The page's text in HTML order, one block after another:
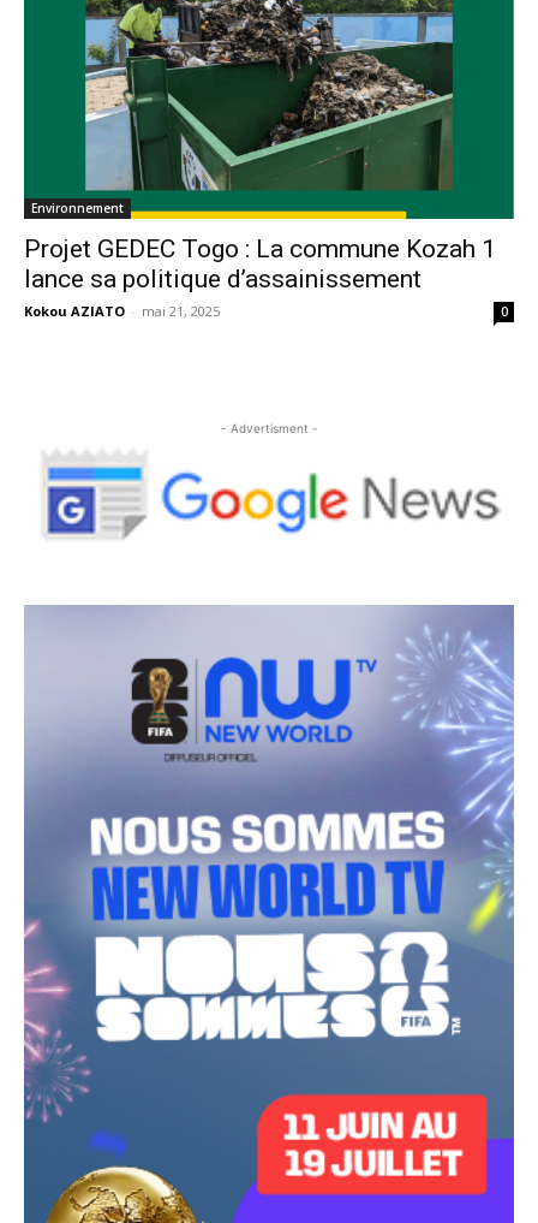
Environnement
Projet GEDEC Togo : La commune Kozah 1
lance sa politique d’assainissement
Kokou AZIATO - mai 21, 2025 0
- Advertisment -